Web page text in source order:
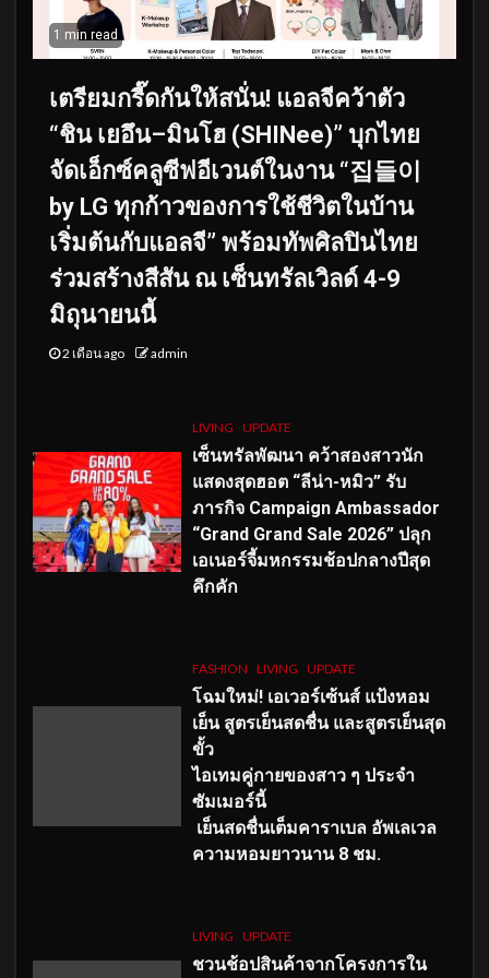
1 min read
เตรียมกรี๊ดกันให้สนั่น! แอลจีคว้าตัว
“ชิน เยอึน–มินโฮ (SHINee)” บุกไทย
จัดเอ็กซ์คลูซีฟอีเวนต์ในงาน “집들이
by LG ทุกก้าวของการใช้ชีวิตในบ้าน
เริ่มต้นกับแอลจี” พร้อมทัพศิลปินไทย
ร่วมสร้างสีสัน ณ เซ็นทรัลเวิลด์ 4-9
มิถุนายนนี้
2 เดือน ago admin
LIVING UPDATE
เซ็นทรัลพัฒนา คว้าสองสาวนัก
แสดงสุดฮอต “ลีน่า-หมิว” รับ
ภารกิจ Campaign Ambassador
“Grand Grand Sale 2026” ปลุก
เอเนอร์จี้มหกรรมช้อปกลางปีสุด
คึกคัก
FASHION LIVING UPDATE
โฉมใหม่! เอเวอร์เซ้นส์ แป้งหอม
เย็น สูตรเย็นสดชื่น และสูตรเย็นสุด
ขั้ว
ไอเทมคู่กายของสาว ๆ ประจำ
ซัมเมอร์นี้
เย็นสดชื่นเต็มคาราเบล อัพเลเวล
ความหอมยาวนาน 8 ชม.
LIVING UPDATE
ชวนช้อปสินค้าจากโครงการใน